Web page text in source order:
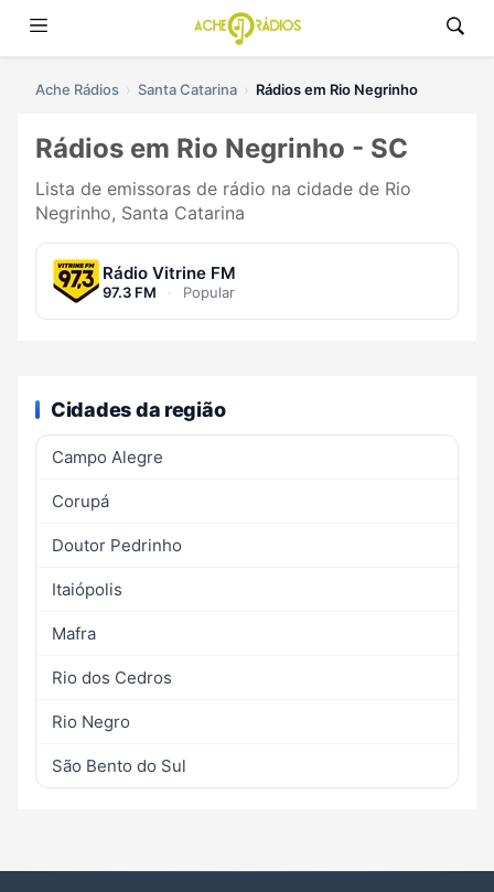
Ache Rádios Santa Catarina Rádios em Rio Negrinho
Rádios em Rio Negrinho - SC
Lista de emissoras de rádio na cidade de Rio
Negrinho, Santa Catarina
Rádio Vitrine FM
97.3 FM · Popular
Cidades da região
Campo Alegre
Corupá
Doutor Pedrinho
Itaiópolis
Mafra
Rio dos Cedros
Rio Negro
São Bento do Sul